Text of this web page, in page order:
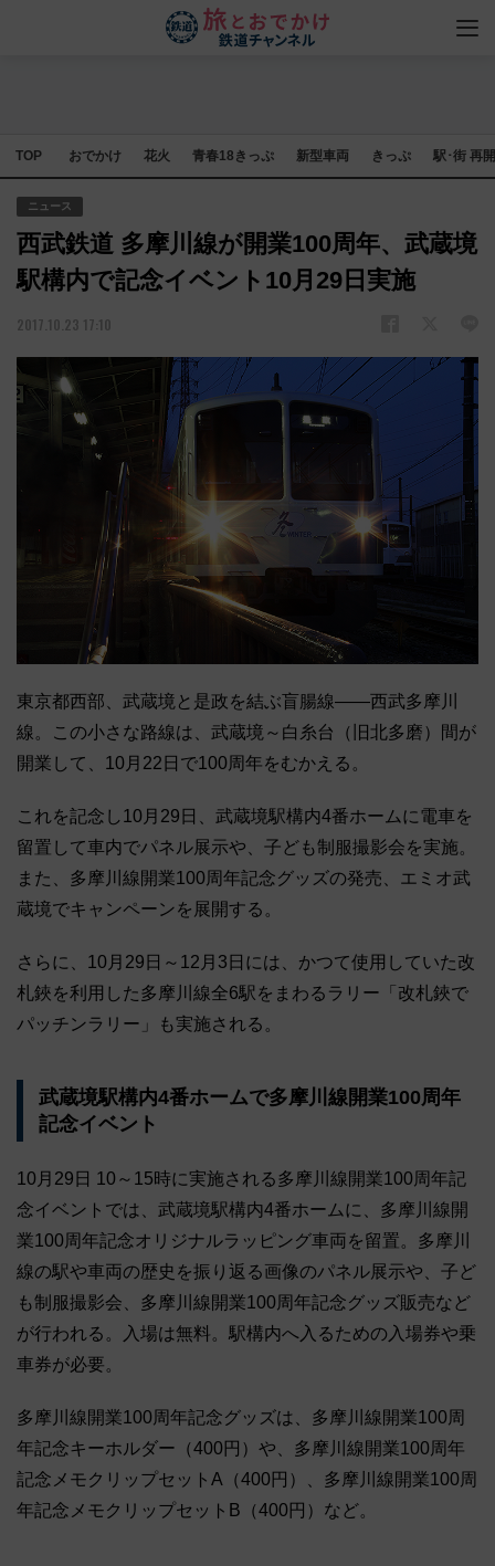
TOP おでかけ 花火 青春18きっぷ 新型車両 きっぷ 駅･街 再
ニュース
西武鉄道 多摩川線が開業100周年、武蔵境
駅構内で記念イベント10月29日実施
2017.10.23 17:10
東京都西部、武蔵境と是政を結ぶ盲腸線――西武多摩川
線。この小さな路線は、武蔵境～白糸台（旧北多磨）間が
開業して、10月22日で100周年をむかえる。
これを記念し10月29日、武蔵境駅構内4番ホームに電車を
留置して車内でパネル展示や、子ども制服撮影会を実施。
また、多摩川線開業100周年記念グッズの発売、エミオ武
蔵境でキャンペーンを展開する。
さらに、10月29日～12月3日には、かつて使用していた改
札鋏を利用した多摩川線全6駅をまわるラリー「改札鋏で
パッチンラリー」も実施される。
武蔵境駅構内4番ホームで多摩川線開業100周年
記念イベント
10月29日 10～15時に実施される多摩川線開業100周年記
念イベントでは、武蔵境駅構内4番ホームに、多摩川線開
業100周年記念オリジナルラッピング車両を留置。多摩川
線の駅や車両の歴史を振り返る画像のパネル展示や、子ど
も制服撮影会、多摩川線開業100周年記念グッズ販売など
が行われる。入場は無料。駅構内へ入るための入場券や乗
車券が必要。
多摩川線開業100周年記念グッズは、多摩川線開業100周
年記念キーホルダー（400円）や、多摩川線開業100周年
記念メモクリップセットA（400円）、多摩川線開業100周
年記念メモクリップセットB（400円）など。